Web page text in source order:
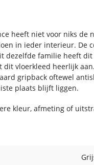
heeft niet voor niks de
in ieder interieur. De
dezelfde familie heeft
dit vloerkleed heerlijk
gripback oftewel
plaats blijft liggen.
kleur, afmeting of